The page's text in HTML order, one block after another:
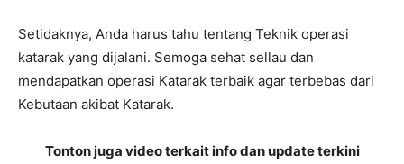
Setidaknya, Anda harus tahu tentang Teknik operasi
katarak yang dijalani. Semoga sehat sellau dan
mendapatkan operasi Katarak terbaik agar terbebas dari
Kebutaan akibat Katarak.
Tonton juga video terkait info dan update terkini